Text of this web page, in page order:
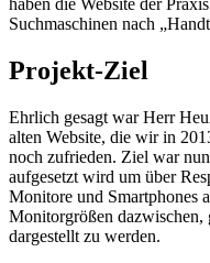
haben die Website der
Suchmaschinen nach
Projekt-Ziel
Ehrlich gesagt war Herr
alten Website, die wir in
noch zufrieden. Ziel war
aufgesetzt wird um über
Monitore und Smartphones
Monitorgrößen dazwischen,
dargestellt zu werden.